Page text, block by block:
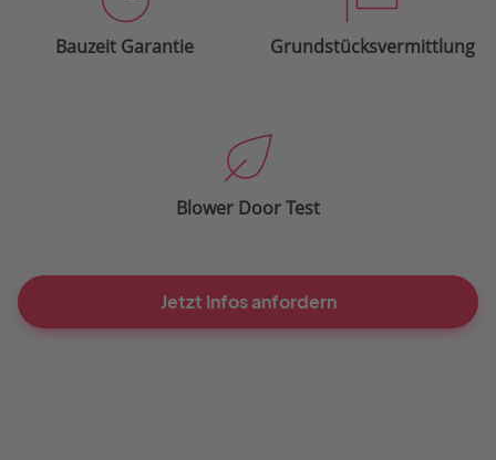
Bauzeit Garantie Grundstücksvermittlung
Blower Door Test
Jetzt Infos anfordern